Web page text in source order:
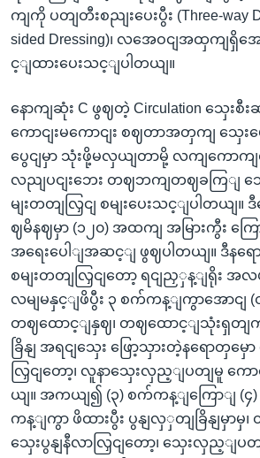
ကျကို ပတျတီးစညျးပေးပွီး (Three-way
sided Dressing)၊ လအေဝငျအထှကျရှိ
င့ျထားပေးသင့ျပါတယျ။
နောကျဆုံး C ဖွဈတဲ့ Circulation သှေးစီ
ကောငျးမကောငျး စဈတာအတှကျ သှေးပေ
ပွေငျမှာ သုံးဖို့မလှယျတာမို့ လကျကောကျဝ
လညျပငျးဘေး တဈဘကျတဈခကြျ သှေ
မျးတတျလြှငျ စမျးပေးသင့ျပါတယျ။
ဈမိနဈမှာ (၁၂၀) အထကျ အမြားကွီး ကြ
အရေးပေါျအဆင့ျ ဖွဈပါတယျ။ ဒီနရော
စမျးတတျလြှငျတော့ ရငျညှှန့ျရို
လမျမနှင့ျဖိပွီး ၃ စက်ကန့ျကွာအောငျ
တဈထောင့ျနှဈ၊ တဈထောင့ျသုံးရှတျ
ခြိနျ အရငျသှေး ဖြော့သှားတဲ့နရောတှမှော
လြှငျတော့၊ လူနာသှေးလှည့ျပတျမူ ကော
ယျ။ အကယျ၍ (၃) စက်ကန့ျကြောျ (၄
ကန့ျကွာ ဖိထားပွီး ပွနျလှှတျခြိနျမှာမှ၊
သှေးပွနျနီလာလြှငျတော့၊ သှေးလှည့ျပ